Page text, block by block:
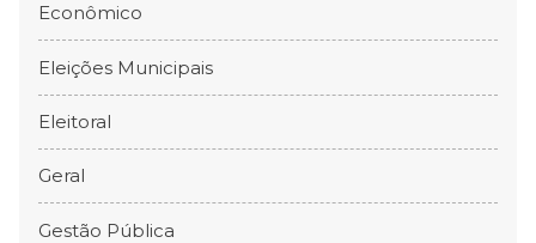
Econômico
Eleições Municipais
Eleitoral
Geral
Gestão Pública